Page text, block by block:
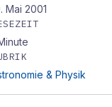
Mai 2001
& Physik